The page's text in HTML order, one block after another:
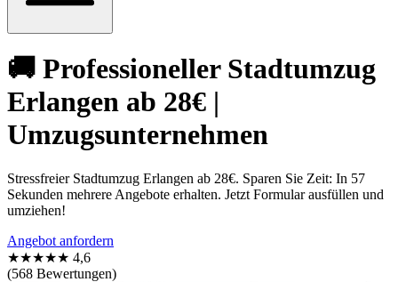
🚚 Professioneller Stadtumzug
Erlangen ab 28€ |
Umzugsunternehmen
Stressfreier Stadtumzug Erlangen ab 28€. Sparen Sie Zeit: In 57
Sekunden mehrere Angebote erhalten. Jetzt Formular ausfüllen und
umziehen!
Angebot anfordern
★★★★★ 4,6
(568 Bewertungen)